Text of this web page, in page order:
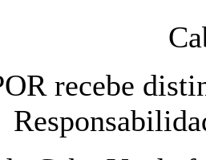
recebe